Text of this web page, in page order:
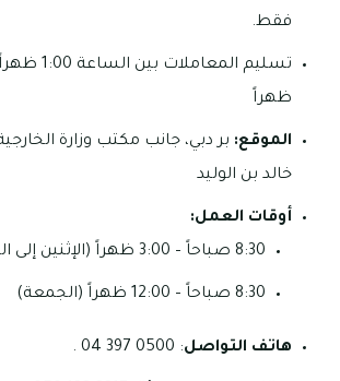
فقط.
ظهراً
الموقع: بر دبي، جانب مكتب وزارة
خالد بن الوليد
أوقات العمل:
8:30 صباحاً – 3:00 ظهراً (الإثنين إلى الخميس)
8:30 صباحاً – 12:00 ظهراً (الجمعة)
هاتف التواصل: 0500 397 04 .